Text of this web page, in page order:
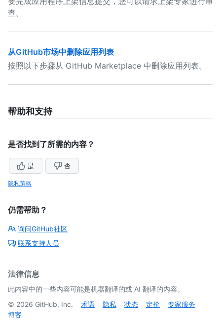
查。
从GitHub市场中删除应用列表
按照以下步骤从 GitHub Marketplace 中删除应用列表。
帮助和支持
是否找到了所需的内容？
是 否
隐私策略
仍需帮助？
询问GitHub社区
联系支持人员
法律信息
此内容中的一些内容可能是机器翻译的或 AI 翻译的内容。
© 2026 GitHub, Inc. 术语 隐私 状态 定价
专家服务
博客